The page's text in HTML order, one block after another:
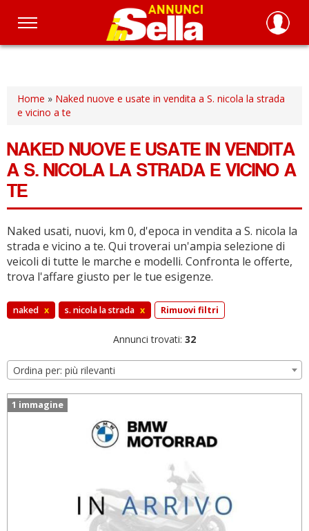
Salta
principale
Home » Naked nuove e usate in vendita a S. nicola la strada
e vicino a te
NAKED NUOVE E USATE IN VENDITA
A S. NICOLA LA STRADA E VICINO A
TE
Naked usati, nuovi, km 0, d'epoca in vendita a S. nicola la
strada e vicino a te. Qui troverai un'ampia selezione di
veicoli di tutte le marche e modelli. Confronta le offerte,
trova l'affare giusto per le tue esigenze.
naked x s. nicola la strada x Rimuovi filtri
Annunci trovati: 32
Ordina per: più rilevanti
1 immagine